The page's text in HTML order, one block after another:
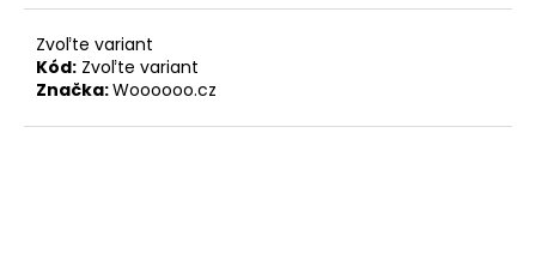
Zvoľte variant
Kód: Zvoľte variant
Značka:Woooooo.cz